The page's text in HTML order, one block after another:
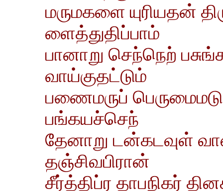
மருமகளை யுரியதன்
ளைத்துதிப்பாம்
பானாறு செந்நெற்
வாய்குதட்டும்
பணைமருப் பெருமைமடு
பங்கயச்செந்
தேனாறு டன்கடவுள்
தஞ்சிவபிரான்
சீர்த்திப்ர தாபநிகர்